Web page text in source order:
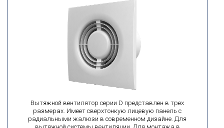
Вытяжной вентилятор серии D представлен в трех
размерах. Имеет сверхтонкую лицевую панель с
радиальными жалюзи в современном дизайне. Для